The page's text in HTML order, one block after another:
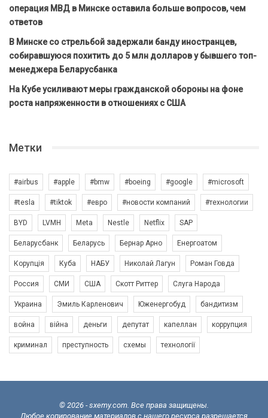
операция МВД в Минске оставила больше вопросов, чем
ответов
В Минске со стрельбой задержали банду иностранцев,
собиравшуюся похитить до 5 млн долларов у бывшего топ-
менеджера Беларусбанка
На Кубе усиливают меры гражданской обороны на фоне
роста напряженности в отношениях с США
Метки
#airbus #apple #bmw #boeing #google #microsoft
#tesla #tiktok #евро #новости компаний #технологии
BYD LVMH Meta Nestle Netflix SAP
Беларусбанк Беларусь Бернар Арно Енергоатом
Корупція Куба НАБУ Николай Лагун Роман Говда
Россия СМИ США Скотт Риттер Слуга Народа
Украина Эмиль Карленович Юженергобуд бандитизм
война війна деньги депутат капеллан коррупция
криминал преступность схемы технології
© 2026 - sxemy.com. Все права защищены.
Любое копирование материалов с нашего ресурса разрешается